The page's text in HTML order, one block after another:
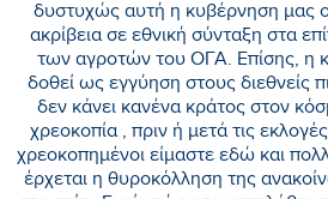
δυστυχώς αυτή η κυβέρνηση μας
ακρίβεια σε εθνική σύνταξη στα
των αγροτών του ΟΓΑ. Επίσης, η
δοθεί ως εγγύηση στους διεθνείς
δεν κάνει κανένα κράτος στον
χρεοκοπία , πριν ή μετά τις
χρεοκοπημένοι είμαστε εδώ και
έρχεται η θυροκόλληση της